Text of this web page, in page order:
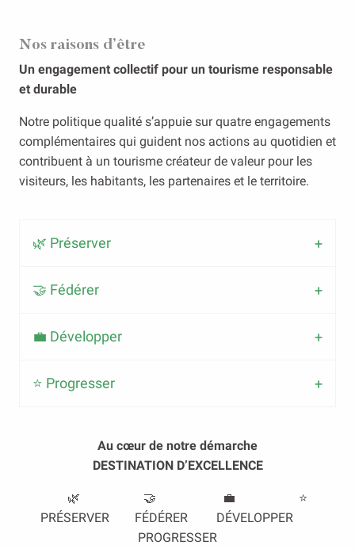
Nos raisons d’être
Un engagement collectif pour un tourisme responsable
et durable
Notre politique qualité s’appuie sur quatre engagements
complémentaires qui guident nos actions au quotidien et
contribuent à un tourisme créateur de valeur pour les
visiteurs, les habitants, les partenaires et le territoire.
🌿 Préserver
🤝 Fédérer
💼 Développer
⭐ Progresser
Au cœur de notre démarche
DESTINATION D’EXCELLENCE
🌿 🤝 💼 ⭐
PRÉSERVER FÉDÉRER DÉVELOPPER
PROGRESSER